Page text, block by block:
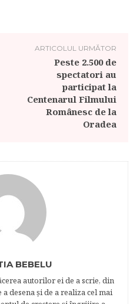
ARTICOLUL URMĂTOR
Peste 2.500 de
spectatori au
participat la
Centenarul Filmului
Românesc de la
Oradea
BEBELU
autorilor ei de a scrie, din
desena şi de a realiza cel mai